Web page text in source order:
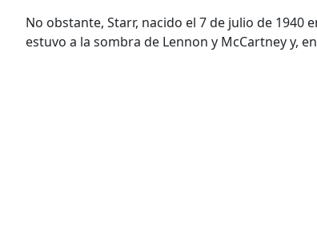
No obstante, Starr, nacido el 7 de julio de
estuvo a la sombra de Lennon y McCartney y,